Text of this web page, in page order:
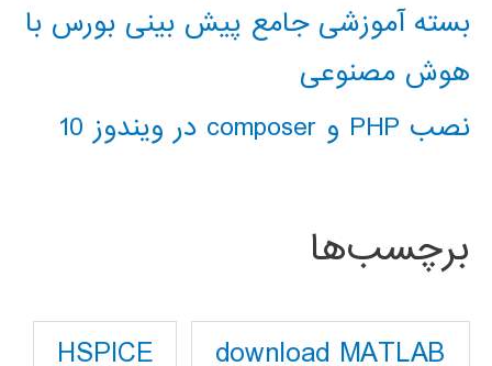
بسته آموزشی جامع پیش بینی بورس با
هوش مصنوعی
نصب PHP و composer در ویندوز 10
برچسب‌ها
download MATLAB
HSPICE